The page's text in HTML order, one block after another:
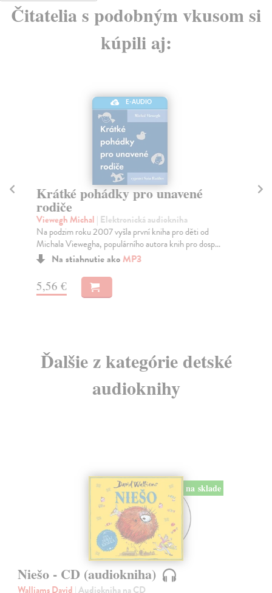
Čitatelia s podobným vkusom si
kúpili aj:
E-AUDIO
Krátké pohádky pro unavené
rodiče
Viewegh Michal | Elektronická audiokniha
Na podzim roku 2007 vyšla první kniha pro děti od
Michala Viewegha, populárního autora knih pro dosp...
Na stiahnutie akoMP3
5,56 €
Ďalšie z kategórie detské
audioknihy
na sklade
Niešo - CD (audiokniha)
Walliams David | Audiokniha na CD